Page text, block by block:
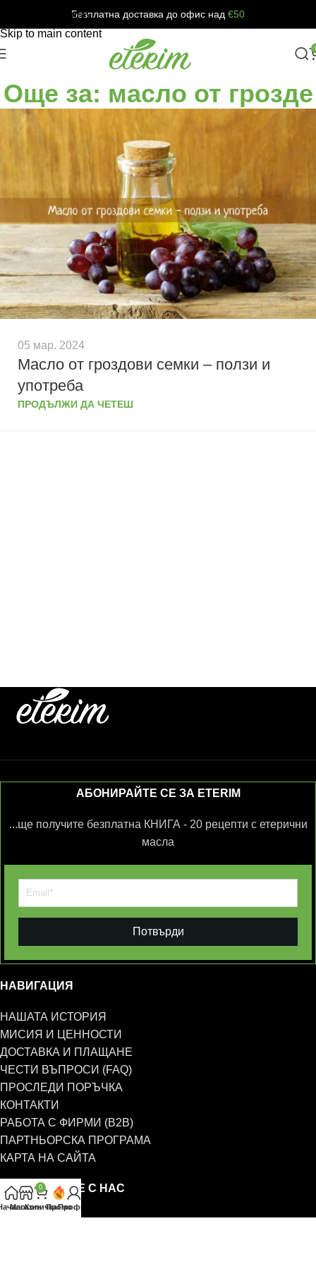
Skip to navigation
Skip to main content
Безплатна доставка до офис над €50
Още за: масло от грозде
05 мар. 2024
Масло от гроздови семки – ползи и
употреба
ПРОДЪЛЖИ ДА ЧЕТЕШ
АБОНИРАЙТЕ СЕ ЗА ETERIM
...ще получите безплатна КНИГА - 20 рецепти с етерични
масла
Потвърди
НАВИГАЦИЯ
НАШАТА ИСТОРИЯ
МИСИЯ И ЦЕННОСТИ
ДОСТАВКА И ПЛАЩАНЕ
ЧЕСТИ ВЪПРОСИ (FAQ)
ПРОСЛЕДИ ПОРЪЧКА
КОНТАКТИ
РАБОТА С ФИРМИ (B2B)
ПАРТНЬОРСКА ПРОГРАМА
КАРТА НА САЙТА
СВЪРЖЕТЕ СЕ С НАС
0885 323 661
Магазин
0
КоличкаПромоПрофил